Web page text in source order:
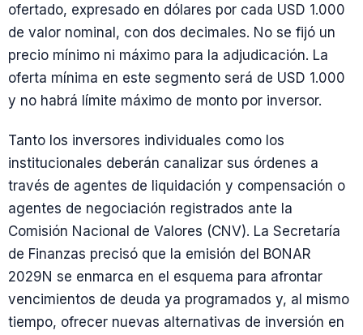
ofertado, expresado en dólares por cada USD 1.000
de valor nominal, con dos decimales. No se fijó un
precio mínimo ni máximo para la adjudicación. La
oferta mínima en este segmento será de USD 1.000
y no habrá límite máximo de monto por inversor.
Tanto los inversores individuales como los
institucionales deberán canalizar sus órdenes a
través de agentes de liquidación y compensación o
agentes de negociación registrados ante la
Comisión Nacional de Valores (CNV). La Secretaría
de Finanzas precisó que la emisión del BONAR
2029N se enmarca en el esquema para afrontar
vencimientos de deuda ya programados y, al mismo
tiempo, ofrecer nuevas alternativas de inversión en